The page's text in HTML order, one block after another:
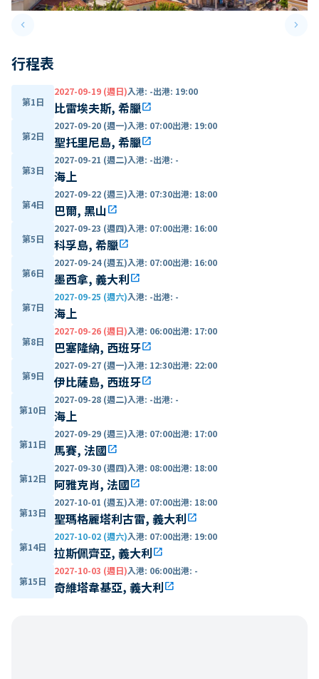
keyboard_arrow_leftPrevious slide keyboard_arrow_right
行程表
第1日
2027-09-19 (週日)入港: -出港: 19:00
比雷埃夫斯, 希臘open_in_new
第2日
2027-09-20 (週一)入港: 07:00出港: 19:00
聖托里尼島, 希臘open_in_new
第3日
2027-09-21 (週二)入港: -出港: -
海上
第4日
2027-09-22 (週三)入港: 07:30出港: 18:00
巴爾, 黑山 open_in_new
第5日
2027-09-23 (週四)入港: 07:00出港: 16:00
科孚島, 希臘open_in_new
第6日
2027-09-24 (週五)入港: 07:00出港: 16:00
墨西拿, 義大利open_in_new
第7日
2027-09-25 (週六)入港: -出港: -
海上
第8日
2027-09-26 (週日)入港: 06:00出港: 17:00
巴塞隆納, 西班牙open_in_new
第9日
2027-09-27 (週一)入港: 12:30出港: 22:00
伊比薩島, 西班牙open_in_new
第10日
2027-09-28 (週二)入港: -出港: -
海上
第11日
2027-09-29 (週三)入港: 07:00出港: 17:00
馬賽, 法國open_in_new
第12日
2027-09-30 (週四)入港: 08:00出港: 18:00
阿雅克肖, 法國open_in_new
第13日
2027-10-01 (週五)入港: 07:00出港: 18:00
聖瑪格麗塔利古雷, 義大利open_in_new
第14日
2027-10-02 (週六)入港: 07:00出港: 19:00
拉斯佩齊亞, 義大利open_in_new
第15日
2027-10-03 (週日)入港: 06:00出港: -
奇維塔韋基亞, 義大利open_in_new